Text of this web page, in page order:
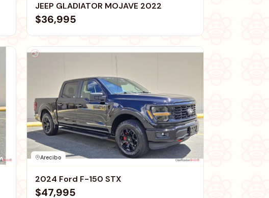
JEEP GLADIATOR MOJAVE 2022
$36,995
Arecibo
2024 Ford F-150 STX
$47,995